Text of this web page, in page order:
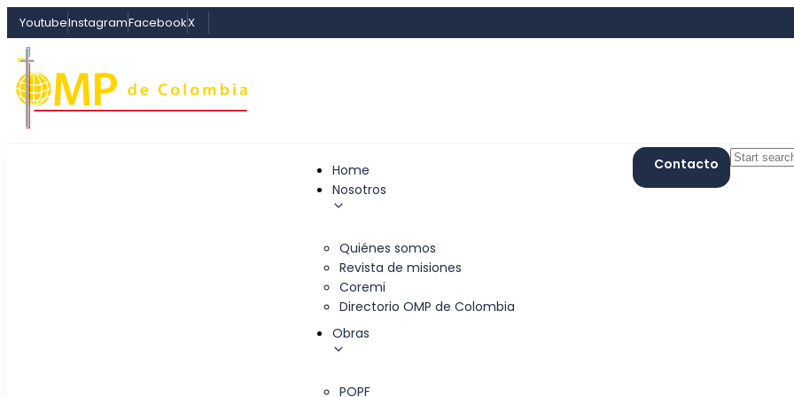
YoutubeInstagramFacebookX
Home
Nosotros
Quiénes somos
Revista de misiones
Coremi
Directorio OMP de Colombia
Obras
POPF
Contacto